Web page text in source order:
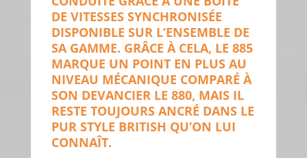
DE VITESSES SYNCHRONISÉE
DISPONIBLE SUR L’ENSEMBLE DE
SA GAMME. GRÂCE À CELA, LE 885
MARQUE UN POINT EN PLUS AU
NIVEAU MÉCANIQUE COMPARÉ À
SON DEVANCIER LE 880, MAIS IL
RESTE TOUJOURS ANCRÉ DANS LE
PUR STYLE BRITISH QU’ON LUI
CONNAÎT.